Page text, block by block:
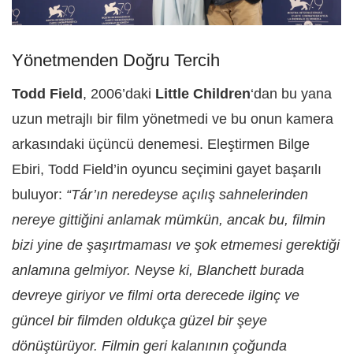
Yönetmenden Doğru Tercih
Todd Field , 2006’daki Little Children‘dan bu yana
uzun metrajlı bir film yönetmedi ve bu onun kamera
arkasındaki üçüncü denemesi. Eleştirmen Bilge
Ebiri, Todd Field’in oyuncu seçimini gayet başarılı
buluyor: “Tár’ın neredeyse açılış sahnelerinden
nereye gittiğini anlamak mümkün, ancak bu, filmin
bizi yine de şaşırtmaması ve şok etmemesi gerektiği
anlamına gelmiyor. Neyse ki, Blanchett burada
devreye giriyor ve filmi orta derecede ilginç ve
güncel bir filmden oldukça güzel bir şeye
dönüştürüyor. Filmin geri kalanının çoğunda